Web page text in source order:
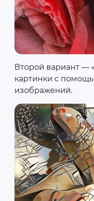
Второй вариант —
картинки с
изображений.